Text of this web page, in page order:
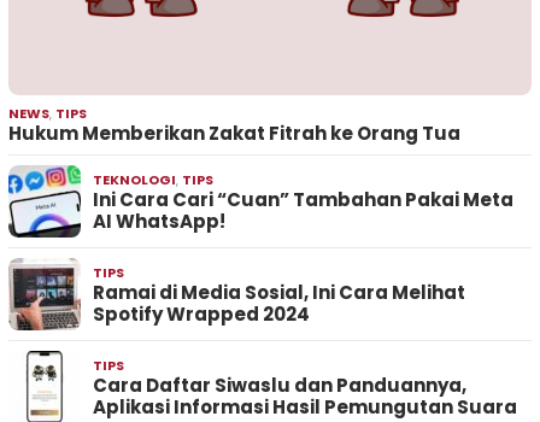
NEWS, TIPS
Hukum Memberikan Zakat Fitrah ke Orang Tua
TEKNOLOGI, TIPS
Ini Cara Cari “Cuan” Tambahan Pakai Meta
AI WhatsApp!
TIPS
Ramai di Media Sosial, Ini Cara Melihat
Spotify Wrapped 2024
TIPS
Cara Daftar Siwaslu dan Panduannya,
Aplikasi Informasi Hasil Pemungutan Suara